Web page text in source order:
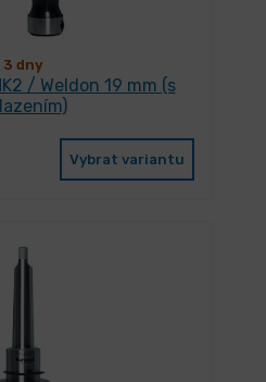
3 dny
/ Weldon 19 mm (s
Vybrat variantu